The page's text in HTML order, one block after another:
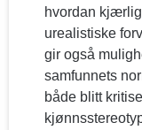
hvordan
urealistiske
gir også
samfunnets
både blitt